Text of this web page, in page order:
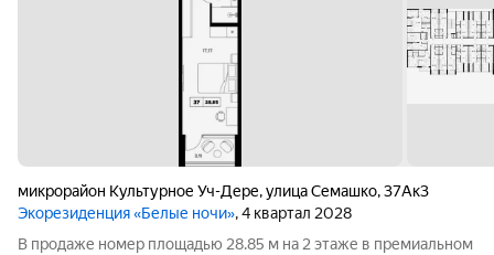
микрорайон Культурное Уч-Дере,улица Семашко,37Ак3
Экорезиденция «Белые ночи», 4 квартал 2028
В продаже номер площадью 28.85 м на 2 этаже в премиальном